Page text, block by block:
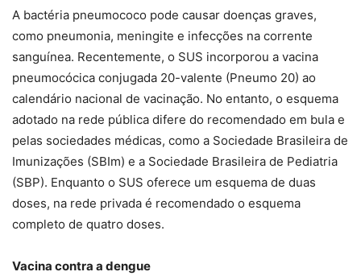
A bactéria pneumococo pode causar doenças graves,
como pneumonia, meningite e infecções na corrente
sanguínea. Recentemente, o SUS incorporou a vacina
pneumocócica conjugada 20-valente (Pneumo 20) ao
calendário nacional de vacinação. No entanto, o esquema
adotado na rede pública difere do recomendado em bula e
pelas sociedades médicas, como a Sociedade Brasileira de
Imunizações (SBIm) e a Sociedade Brasileira de Pediatria
(SBP). Enquanto o SUS oferece um esquema de duas
doses, na rede privada é recomendado o esquema
completo de quatro doses.
Vacina contra a dengue